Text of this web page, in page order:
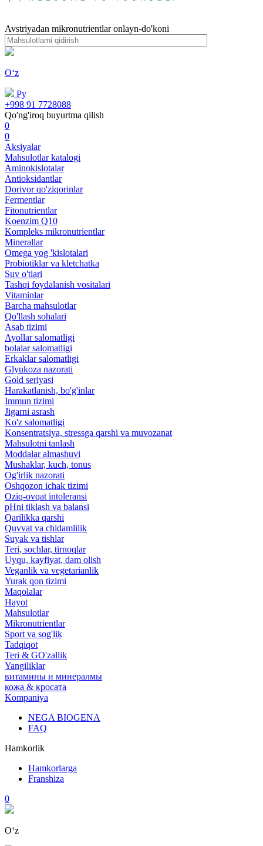
Avstriyadan mikronutrientlar onlayn-do'koni
Oʻz
Ру
+998 91 7728088
Qo'ng'iroq buyurtma qilish
0
0
Aksiyalar
Mahsulotlar katalogi
Aminokislotalar
Antioksidantlar
Dorivor qo'ziqorinlar
Fermentlar
Fitonutrientlar
Koenzim Q10
Kompleks mikronutrientlar
Minerallar
Omega yog 'kislotalari
Probiotiklar va kletchatka
Suv o'tlari
Tashqi foydalanish vositalari
Vitaminlar
Barcha mahsulotlar
Qo'llash sohalari
Asab tizimi
Ayollar salomatligi
bolalar salomatligi
Erkaklar salomatligi
Glyukoza nazorati
Gold seriyasi
Harakatlanish, bo'g'inlar
Immun tizimi
Jigarni asrash
Ko'z salomatligi
Konsentratsiya, stressga qarshi va muvozanat
Mahsulotni tanlash
Moddalar almashuvi
Mushaklar, kuch, tonus
Og'irlik nazorati
Oshqozon ichak tizimi
Oziq-ovqat intoleransi
pHni tiklash va balansi
Qarilikka qarshi
Quvvat va chidamlilik
Suyak va tishlar
Teri, sochlar, tirnoqlar
Uyqu, kayfiyat, dam olish
Veganlik va vegetarianlik
Yurak qon tizimi
Maqolalar
Hayot
Mahsulotlar
Mikronutrientlar
Sport va sog'lik
Tadqiqot
Teri & GO'zallik
Yangiliklar
витамины и минералмы
кожа & кросата
Kompaniya
NEGA BIOGENA
FAQ
Hamkorlik
Hamkorlarga
Franshiza
0
Oʻz